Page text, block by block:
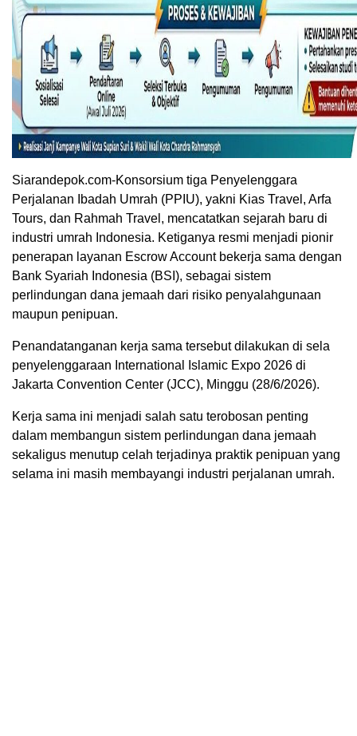
Siarandepok.com-Konsorsium tiga Penyelenggara
Perjalanan Ibadah Umrah (PPIU), yakni Kias Travel, Arfa
Tours, dan Rahmah Travel, mencatatkan sejarah baru di
industri umrah Indonesia. Ketiganya resmi menjadi pionir
penerapan layanan Escrow Account bekerja sama dengan
Bank Syariah Indonesia (BSI), sebagai sistem
perlindungan dana jemaah dari risiko penyalahgunaan
maupun penipuan.
Penandatanganan kerja sama tersebut dilakukan di sela
penyelenggaraan International Islamic Expo 2026 di
Jakarta Convention Center (JCC), Minggu (28/6/2026).
Kerja sama ini menjadi salah satu terobosan penting
dalam membangun sistem perlindungan dana jemaah
sekaligus menutup celah terjadinya praktik penipuan yang
selama ini masih membayangi industri perjalanan umrah.